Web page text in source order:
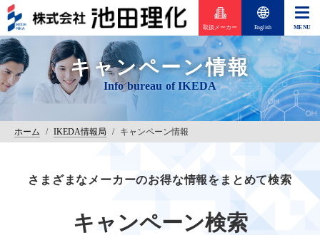
取扱メーカー English
キャンペーン情報
ホーム / IKEDA情報局 / キャンペーン情報
さまざまなメーカーのお得な情報をまとめて検索
キャンペーン検索